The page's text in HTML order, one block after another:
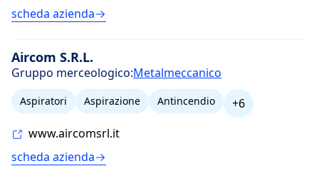
scheda azienda
Aircom S.R.L.
Gruppo merceologico:Metalmeccanico
Aspiratori Aspirazione Antincendio
+6
www.aircomsrl.it
scheda azienda